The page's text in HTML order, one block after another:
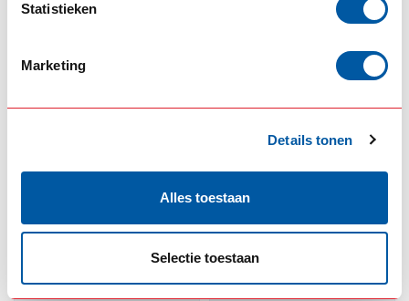
Statistieken
Marketing
Details tonen
Alles toestaan
Selectie toestaan
Produkt ansehen Produkt ansehen